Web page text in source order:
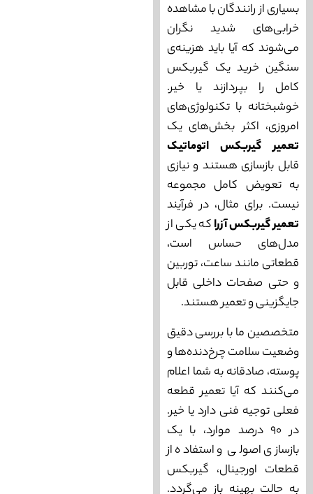
بسیاری از رانندگان با مشاهده
خرابی‌های شدید نگران
می‌شوند که آیا باید هزینه‌ی
سنگین خرید یک گیربکس
کامل را بپردازند یا خیر.
خوشبختانه با تکنولوژی‌های
امروزی، اکثر بخش‌های یک
تعمیر گیربکس اتوماتیک
قابل بازسازی هستند و نیازی
به تعویض کامل مجموعه
نیست. برای مثال، در فرآیند
تعمیر گیربکس آزراکه یکی از
مدل‌های حساس است،
قطعاتی مانند ساعت، توربین
و حتی صفحات داخلی قابل
جایگزینی و تعمیر هستند.
متخصصین ما با بررسی دقیق
وضعیت سلامت چرخ‌دنده‌ها و
پوسته، صادقانه به شما اعلام
می‌کنند که آیا تعمیر قطعه
فعلی توجیه فنی دارد یا خیر.
در ۹۰ درصد موارد، با یک
بازسازی اصولی و استفاده از
قطعات اورجینال، گیربکس
به حالت بهینه باز می‌گردد.